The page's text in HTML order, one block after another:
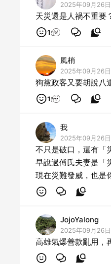
2025年09月26
天災還是人禍不重要
1
風梢
2025年09月26
狗黨政客又要胡說八
1
我
2025年09月26
不只是破口，還有「
早說過傅氏夫妻是「
現在災難發威，也是
JojoYalong
2025年09月26
高雄氣爆善款亂用，